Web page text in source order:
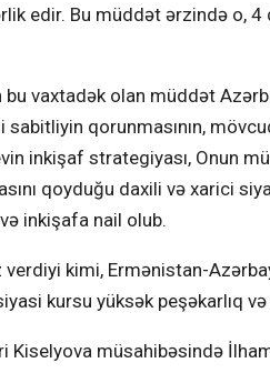
edir. Bu müddət ərzində o,
vaxtadək olan müddət
qorunmasının,
inkişaf strategiyası, Onun
qoyduğu daxili və xarici
inkişafa nail olub.
kimi, Ermənistan-
kursu yüksək peşəkarlıq
Kiselyova müsahibəsində